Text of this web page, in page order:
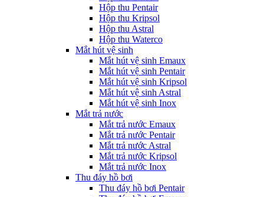
Hộp thu Pentair
Hộp thu Kripsol
Hộp thu Astral
Hộp thu Waterco
Mắt hút vệ sinh
Mắt hút vệ sinh Emaux
Mắt hút vệ sinh Pentair
Mắt hút vệ sinh Kripsol
Mắt hút vệ sinh Astral
Mắt hút vệ sinh Inox
Mắt trả nước
Mắt trả nước Emaux
Mắt trả nước Pentair
Mắt trả nước Astral
Mắt trả nước Kripsol
Mắt trả nước Inox
Thu đáy hồ bơi
Thu đáy hồ bơi Pentair